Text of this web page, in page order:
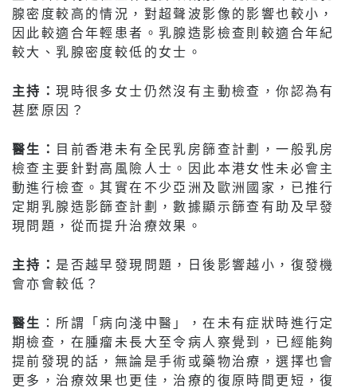
腺密度較高的情況，對超聲波影像的影響也較小，
因此較適合年輕患者。乳腺造影檢查則較適合年紀
較大、乳腺密度較低的女士。
主持：現時很多女士仍然沒有主動檢查，你認為有
甚麼原因？
醫生： 目前香港未有全民乳房篩查計劃，一般乳房
檢查主要針對高風險人士。因此本港女性未必會主
動進行檢查。其實在不少亞洲及歐洲國家，已推行
定期乳腺造影篩查計劃，數據顯示篩查有助及早發
現問題，從而提升治療效果。
主持： 是否越早發現問題，日後影響越小，復發機
會亦會較低？
醫生 ：所謂「病向淺中醫」，在未有症狀時進行定
期檢查，在腫瘤未長大至令病人察覺到，已經能夠
提前發現的話，無論是手術或藥物治療，選擇也會
更多，治療效果也更佳，治療的復原時間更短，復